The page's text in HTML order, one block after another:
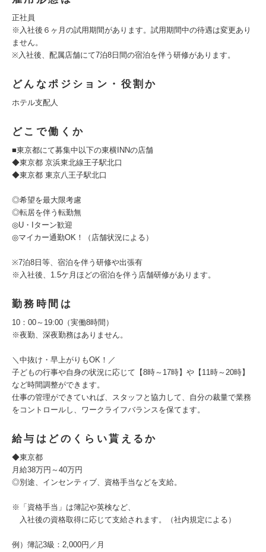
正社員
※入社後６ヶ月の試用期間があります。試用期間中の待遇は変更あり
ません。
※入社後、配属店舗にて7泊8日間の宿泊を伴う研修があります。
どんなポジション・役割か
ホテル支配人
どこで働くか
■東京都にて募集中以下の東横INNの店舗
◆東京都 京浜東北線王子駅北口
◆東京都 東京八王子駅北口
◎希望を最大限考慮
◎転居を伴う転勤無
◎U・Iターン歓迎
◎マイカー通勤OK！（店舗状況による）
※7泊8日等、宿泊を伴う研修や出張有
※入社後、1.5ケ月ほどの宿泊を伴う店舗研修があります。
勤務時間は
10：00～19:00（実働8時間）
※夜勤、深夜勤務はありません。
＼中抜け・早上がりもOK！／
子どもの行事や自身の状況に応じて【8時～17時】や【11時～20時】
など時間調整ができます。
仕事の管理ができていれば、スタッフと協力して、自分の裁量で業務
をコントロールし、ワークライフバランスを保てます。
給与はどのくらい貰えるか
◆東京都
月給38万円～40万円
◎別途、インセンティブ、資格手当などを支給。
※「資格手当」は簿記や英検など、
入社後の資格取得に応じて支給されます。（社内規定による）
例）簿記3級：2,000円／月